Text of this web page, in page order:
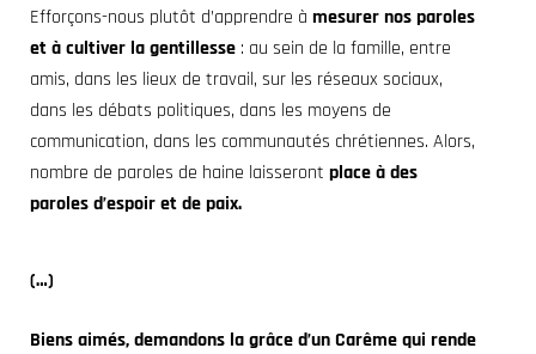
Efforçons-nous plutôt d’apprendre à mesurer nos paroles
et à cultiver la gentillesse : au sein de la famille, entre
amis, dans les lieux de travail, sur les réseaux sociaux,
dans les débats politiques, dans les moyens de
communication, dans les communautés chrétiennes. Alors,
nombre de paroles de haine laisseront place à des
paroles d’espoir et de paix.
(…)
Biens aimés, demandons la grâce d’un Carêmequi rende